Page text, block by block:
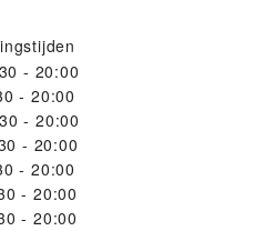
- 20:00
- 20:00
- 20:00
- 20:00
- 20:00
- 20:00
- 20:00